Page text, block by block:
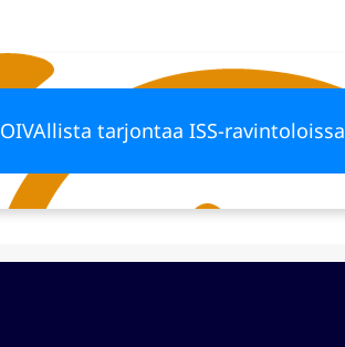
OIVAllista tarjontaa ISS-ravintoloissa